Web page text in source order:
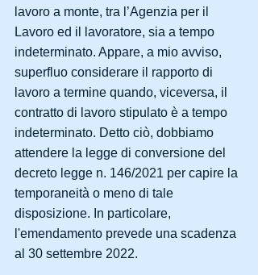
lavoro a monte, tra l’Agenzia per il
Lavoro ed il lavoratore, sia a tempo
indeterminato. Appare, a mio avviso,
superfluo considerare il rapporto di
lavoro a termine quando, viceversa, il
contratto di lavoro stipulato è a tempo
indeterminato. Detto ciò, dobbiamo
attendere la legge di conversione del
decreto legge n. 146/2021 per capire la
temporaneità o meno di tale
disposizione. In particolare,
l'emendamento prevede una scadenza
al 30 settembre 2022.